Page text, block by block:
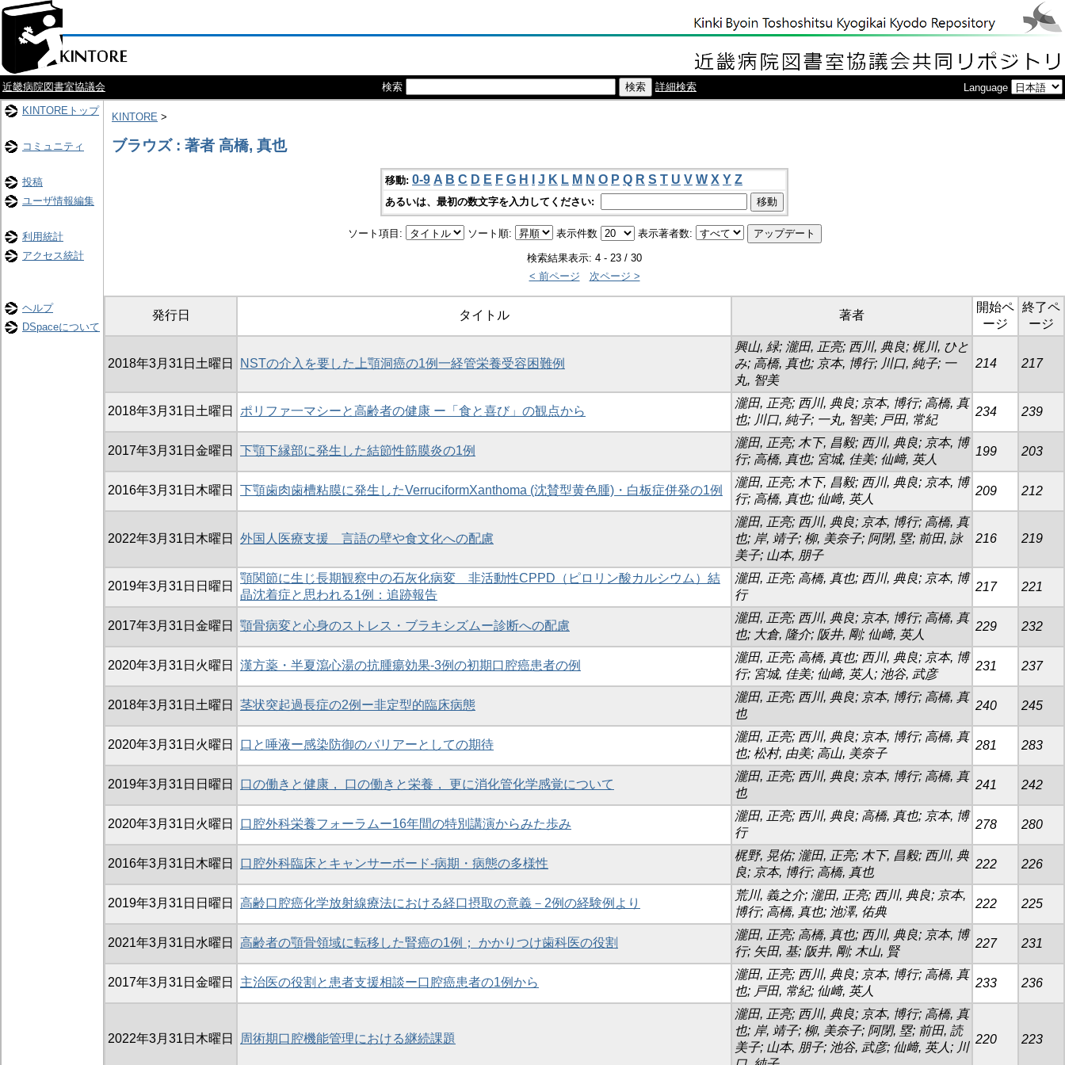
近畿病院図書室協議会 検索 詳細検索
Language
KINTOREトップ
コミュニティ
投稿
ユーザ情報編集
利用統計
アクセス統計
ヘルプ
DSpaceについて
KINTORE >
ブラウズ : 著者 高橋, 真也
移動: 0-9 A B C D E F G H J K L M N O P Q R S T U V W X Y Z
あるいは、最初の数文字を入力してください:
ソート項目: ソート順: 表示件数 表示著者数:
検索結果表示: 4 - 23 / 30
< 前ページ
次ページ >
発行日 タイトル 著者
開始ペ
ージ
終了ペ
ージ
2018年3月31日土曜日 NSTの介入を要した上顎洞癌の1例一経管栄養受容困難例
興山, 緑; 瀧田, 正亮; 西川, 典良; 梶川, ひと
み; 高橋, 真也; 京本, 博行; 川口, 純子; 一
丸, 智美
214 217
2018年3月31日土曜日 ポリファ一マシーと高齢者の健康 ー「食と喜び」の観点から
瀧田, 正亮; 西川, 典良; 京本, 博行; 高橋, 真
也; 川口, 純子; 一丸, 智美; 戸田, 常紀
234 239
2017年3月31日金曜日 下顎下縁部に発生した結節性筋膜炎の1例
瀧田, 正亮; 木下, 昌毅; 西川, 典良; 京本, 博
行; 高橋, 真也; 宮城, 佳美; 仙﨑, 英人
199 203
2016年3月31日木曜日 下顎歯肉歯槽粘膜に発生したVerruciformXanthoma (沈賛型黄色腫)・白板症併発の1例
瀧田, 正亮; 木下, 昌毅; 西川, 典良; 京本, 博
行; 高橋, 真也; 仙﨑, 英人
209 212
2022年3月31日木曜日 外国人医療支援 言語の壁や食文化への配慮
瀧田, 正亮; 西川, 典良; 京本, 博行; 高橋, 真
也; 岸, 靖子; 柳, 美奈子; 阿閉, 塁; 前田, 詠
美子; 山本, 朋子
216 219
2019年3月31日日曜日
顎関節に生じ長期観察中の石灰化病変 非活動性CPPD（ピロリン酸カルシウム）結
晶沈着症と思われる1例：追跡報告
瀧田, 正亮; 高橋, 真也; 西川, 典良; 京本, 博
行
217 221
2017年3月31日金曜日 顎骨病変と心身のストレス・ブラキシズムー診断への配慮
瀧田, 正亮; 西川, 典良; 京本, 博行; 高橋, 真
也; 大倉, 隆介; 阪井, 剛; 仙﨑, 英人
229 232
2020年3月31日火曜日 漢方薬・半夏瀉心湯の抗腫瘍効果-3例の初期口腔癌患者の例
瀧田, 正亮; 高橋, 真也; 西川, 典良; 京本, 博
行; 宮城, 佳美; 仙﨑, 英人; 池谷, 武彦
231 237
2018年3月31日土曜日 茎状突起過長症の2例ー非定型的臨床病態
瀧田, 正亮; 西川, 典良; 京本, 博行; 高橋, 真
也
240 245
2020年3月31日火曜日 口と唾液ー感染防御のバリアーとしての期待
瀧田, 正亮; 西川, 典良; 京本, 博行; 高橋, 真
也; 松村, 由美; 高山, 美奈子
281 283
2019年3月31日日曜日 口の働きと健康， 口の働きと栄養， 更に消化管化学感覚について
瀧田, 正亮; 西川, 典良; 京本, 博行; 高橋, 真
也
241 242
2020年3月31日火曜日 口腔外科栄養フォーラムー16年間の特別講演からみた歩み
瀧田, 正亮; 西川, 典良; 高橋, 真也; 京本, 博
行
278 280
2016年3月31日木曜日 口腔外科臨床とキャンサーボード-病期・病態の多様性
梶野, 晃佑; 瀧田, 正亮; 木下, 昌毅; 西川, 典
良; 京本, 博行; 高橋, 真也
222 226
2019年3月31日日曜日 高齢口腔癌化学放射線療法における経口摂取の意義－2例の経験例より
荒川, 義之介; 瀧田, 正亮; 西川, 典良; 京本,
博行; 高橋, 真也; 池澤, 佑典
222 225
2021年3月31日水曜日 高齢者の顎骨領域に転移した腎癌の1例； かかりつけ歯科医の役割
瀧田, 正亮; 高橋, 真也; 西川, 典良; 京本, 博
行; 矢田, 基; 阪井, 剛; 木山, 賢
227 231
2017年3月31日金曜日 主治医の役割と患者支援相談ー口腔癌患者の1例から
瀧田, 正亮; 西川, 典良; 京本, 博行; 高橋, 真
也; 戸田, 常紀; 仙﨑, 英人
233 236
2022年3月31日木曜日 周術期口腔機能管理における継続課題
瀧田, 正亮; 西川, 典良; 京本, 博行; 高橋, 真
也; 岸, 靖子; 柳, 美奈子; 阿閉, 塁; 前田, 読
美子; 山本, 朋子; 池谷, 武彦; 仙﨑, 英人; 川
220 223